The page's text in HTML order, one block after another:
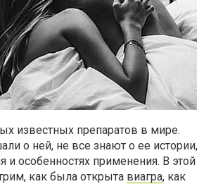
известных препаратов в мире.
о ней, не все знают о ее истории,
и особенностях применения. В этой
как была открыта виагра, как